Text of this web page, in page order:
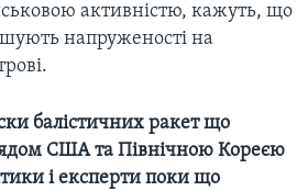
активністю, кажуть, що
напруженості на
балістичних ракет що
США та Північною Кореєю
і експерти поки що